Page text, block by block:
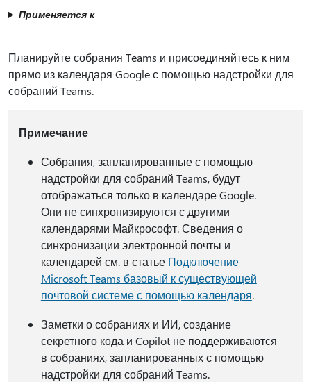
Применяется к
Планируйте собрания Teams и присоединяйтесь к ним
прямо из календаря Google с помощью надстройки для
собраний Teams.
Примечание
Собрания, запланированные с помощью
надстройки для собраний Teams, будут
отображаться только в календаре Google.
Они не синхронизируются с другими
календарями Майкрософт. Сведения о
синхронизации электронной почты и
календарей см. в статье Подключение
Microsoft Teams базовый к существующей
почтовой системе с помощью календаря.
Заметки о собраниях и ИИ, создание
секретного кода и Copilot не поддерживаются
в собраниях, запланированных с помощью
надстройки для собраний Teams.